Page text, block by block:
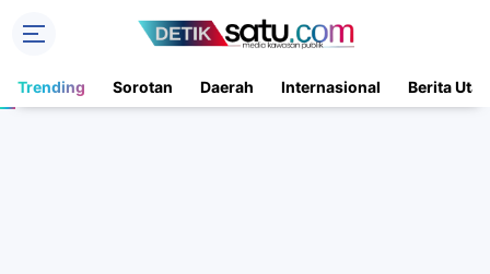
Trending Sorotan Daerah Internasional Berita